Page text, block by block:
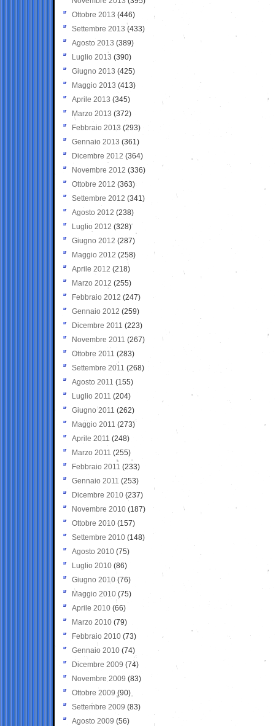
Ottobre 2013 (446)
Settembre 2013 (433)
Agosto 2013 (389)
Luglio 2013 (390)
Giugno 2013 (425)
Maggio 2013 (413)
Aprile 2013 (345)
Marzo 2013 (372)
Febbraio 2013 (293)
Gennaio 2013 (361)
Dicembre 2012 (364)
Novembre 2012 (336)
Ottobre 2012 (363)
Settembre 2012 (341)
Agosto 2012 (238)
Luglio 2012 (328)
Giugno 2012 (287)
Maggio 2012 (258)
Aprile 2012 (218)
Marzo 2012 (255)
Febbraio 2012 (247)
Gennaio 2012 (259)
Dicembre 2011 (223)
Novembre 2011 (267)
Ottobre 2011 (283)
Settembre 2011 (268)
Agosto 2011 (155)
Luglio 2011 (204)
Giugno 2011 (262)
Maggio 2011 (273)
Aprile 2011 (248)
Marzo 2011 (255)
Febbraio 2011 (233)
Gennaio 2011 (253)
Dicembre 2010 (237)
Novembre 2010 (187)
Ottobre 2010 (157)
Settembre 2010 (148)
Agosto 2010 (75)
Luglio 2010 (86)
Giugno 2010 (76)
Maggio 2010 (75)
Aprile 2010 (66)
Marzo 2010 (79)
Febbraio 2010 (73)
Gennaio 2010 (74)
Dicembre 2009 (74)
Novembre 2009 (83)
Ottobre 2009 (90)
Settembre 2009 (83)
Agosto 2009 (56)